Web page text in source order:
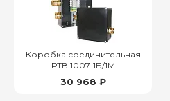
Коробка соединительная
РТВ 1007-1Б/1М
30 968 ₽